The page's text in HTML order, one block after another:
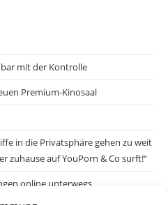
mit der Kontrolle
Premium-Kinosaal
in die Privatsphäre gehen zu weit
zuhause auf YouPorn & Co surft!“
online unterwegs